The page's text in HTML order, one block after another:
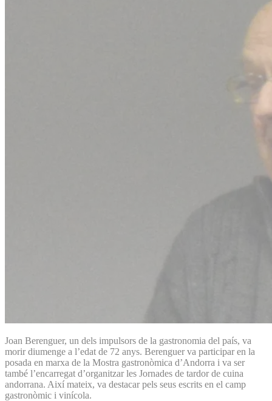
Joan Berenguer, un dels impulsors de la gastronomia del país, va
morir diumenge a l’edat de 72 anys. Berenguer va participar en la
posada en marxa de la Mostra gastronòmica d’Andorra i va ser
també l’encarregat d’organitzar les Jornades de tardor de cuina
andorrana. Així mateix, va destacar pels seus escrits en el camp
gastronòmic i vinícola.